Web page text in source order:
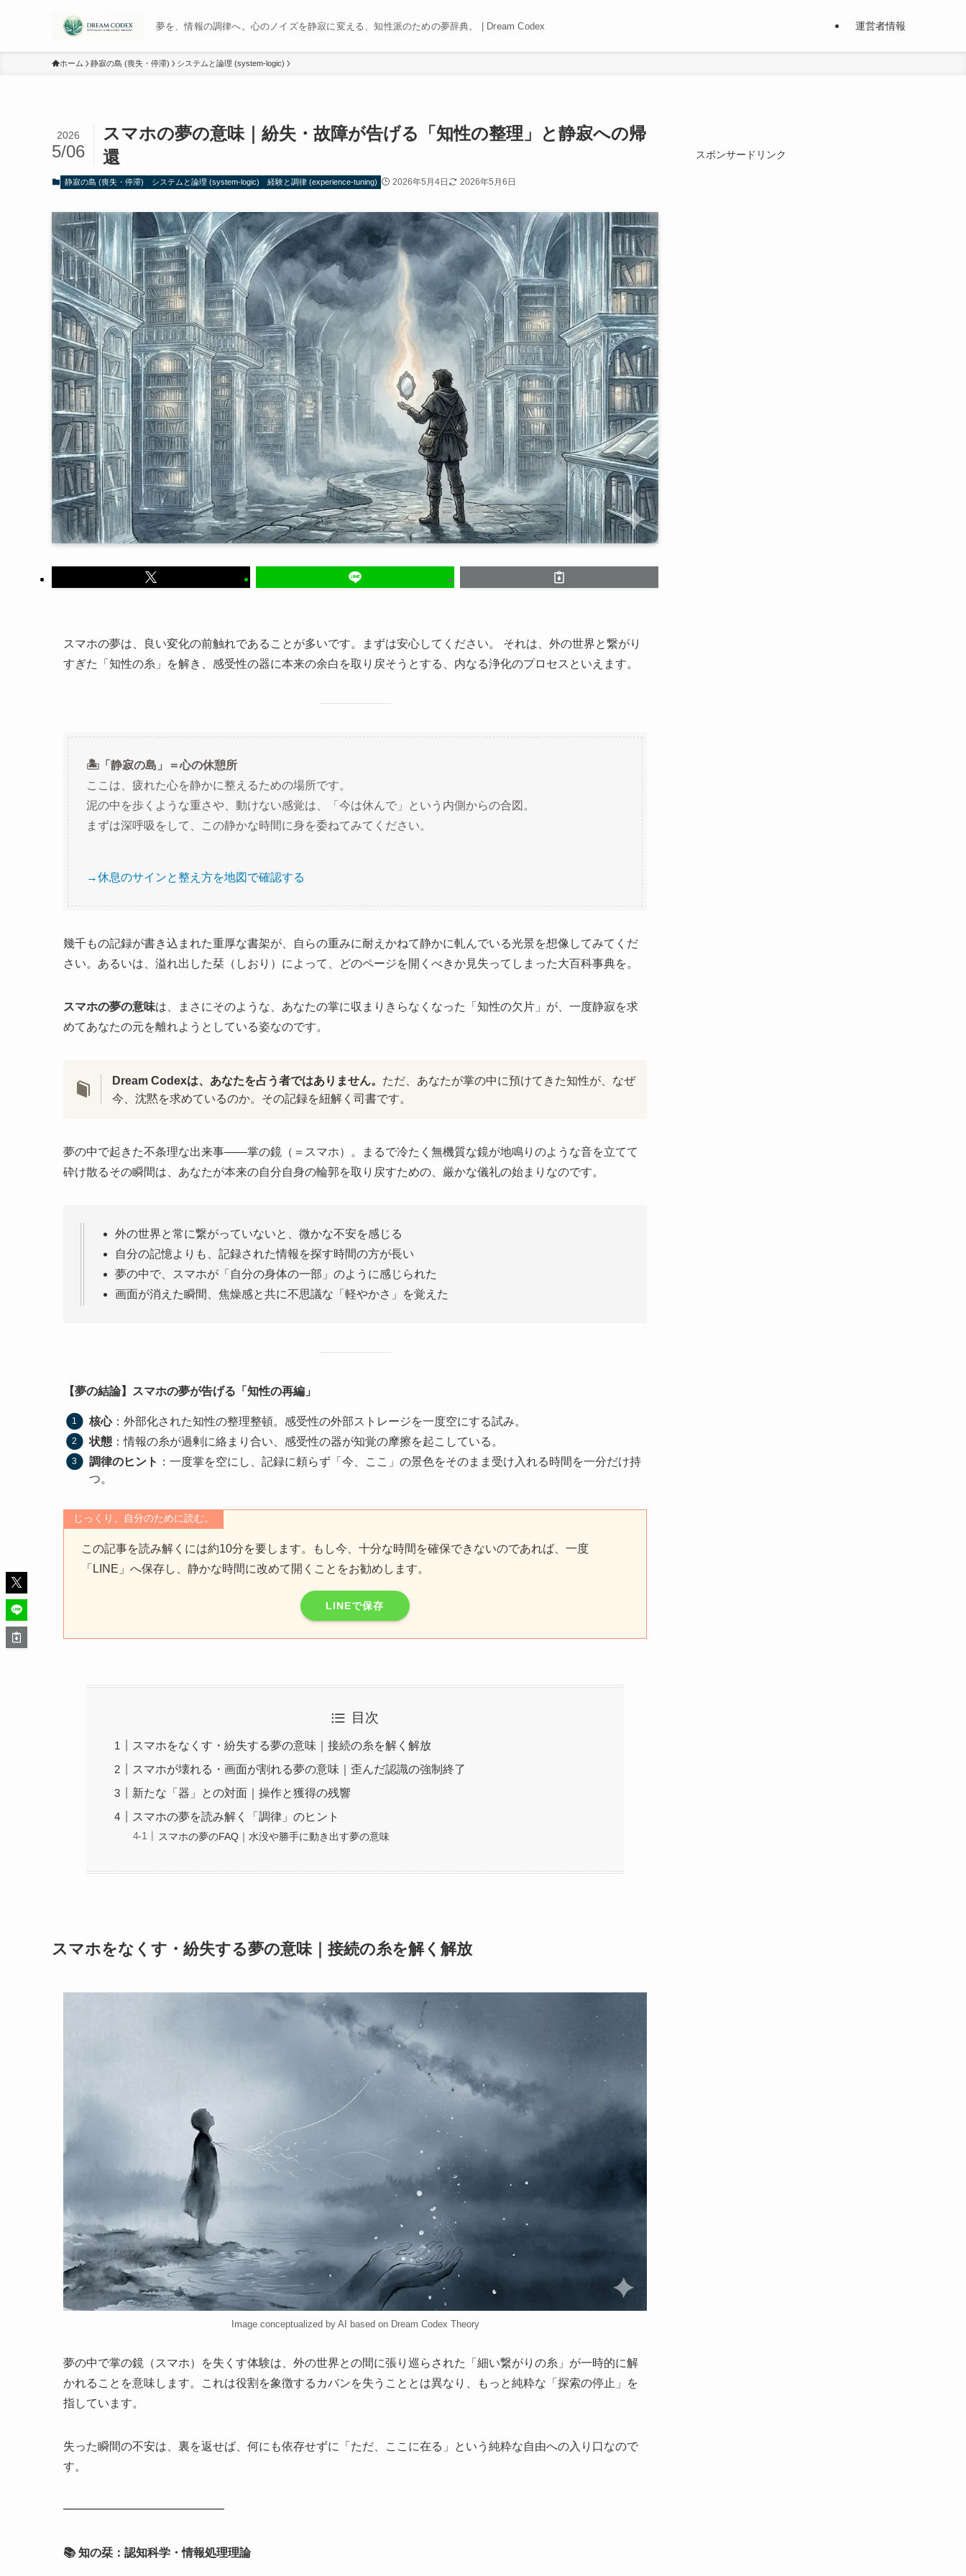
夢を、情報の調律へ。心のノイズを静寂に変える、知性派のための夢辞典。 | Dream Codex 運営者情報
ホーム 静寂の島 (喪失・停滞) システムと論理 (system-logic)
スマホの夢の意味｜紛失・故障が告げる「知性の整理」と静寂への帰
還
2026
5/06
静寂の島 (喪失・停滞) システムと論理 (system-logic) 経験と調律 (experience-tuning) 2026年5月4日 2026年5月6日
スマホの夢は、良い変化の前触れであることが多いです。まずは安心してください。 それは、外の世界と繋がり
すぎた「知性の糸」を解き、感受性の器に本来の余白を取り戻そうとする、内なる浄化のプロセスといえます。
🏝️「静寂の島」＝心の休憩所
ここは、疲れた心を静かに整えるための場所です。
泥の中を歩くような重さや、動けない感覚は、「今は休んで」という内側からの合図。
まずは深呼吸をして、この静かな時間に身を委ねてみてください。
→休息のサインと整え方を地図で確認する
幾千もの記録が書き込まれた重厚な書架が、自らの重みに耐えかねて静かに軋んでいる光景を想像してみてくだ
さい。あるいは、溢れ出した栞（しおり）によって、どのページを開くべきか見失ってしまった大百科事典を。
スマホの夢の意味は、まさにそのような、あなたの掌に収まりきらなくなった「知性の欠片」が、一度静寂を求
めてあなたの元を離れようとしている姿なのです。
Dream Codexは、あなたを占う者ではありません。 ただ、あなたが掌の中に預けてきた知性が、なぜ
今、沈黙を求めているのか。その記録を紐解く司書です。
夢の中で起きた不条理な出来事——掌の鏡（＝スマホ）。まるで冷たく無機質な鏡が地鳴りのような音を立てて
砕け散るその瞬間は、あなたが本来の自分自身の輪郭を取り戻すための、厳かな儀礼の始まりなのです。
外の世界と常に繋がっていないと、微かな不安を感じる
自分の記憶よりも、記録された情報を探す時間の方が長い
夢の中で、スマホが「自分の身体の一部」のように感じられた
画面が消えた瞬間、焦燥感と共に不思議な「軽やかさ」を覚えた
【夢の結論】スマホの夢が告げる「知性の再編」
核心：外部化された知性の整理整頓。感受性の外部ストレージを一度空にする試み。
状態 ：情報の糸が過剰に絡まり合い、感受性の器が知覚の摩擦を起こしている。
調律のヒント ：一度掌を空にし、記録に頼らず「今、ここ」の景色をそのまま受け入れる時間を一分だけ持
つ。
じっくり、自分のために読む。
この記事を読み解くには約10分を要します。もし今、十分な時間を確保できないのであれば、一度
「LINE」へ保存し、静かな時間に改めて開くことをお勧めします。
LINEで保存
目次
スマホをなくす・紛失する夢の意味｜接続の糸を解く解放
スマホが壊れる・画面が割れる夢の意味｜歪んだ認識の強制終了
新たな「器」との対面｜操作と獲得の残響
スマホの夢を読み解く「調律」のヒント
スマホの夢のFAQ｜水没や勝手に動き出す夢の意味
スマホをなくす・紛失する夢の意味｜接続の糸を解く解放
Image conceptualized by AI based on Dream Codex Theory
夢の中で掌の鏡（スマホ）を失くす体験は、外の世界との間に張り巡らされた「細い繋がりの糸」が一時的に解
かれることを意味します。これは役割を象徴するカバンを失うこととは異なり、もっと純粋な「探索の停止」を
指しています。
失った瞬間の不安は、裏を返せば、何にも依存せずに「ただ、ここに在る」という純粋な自由への入り口なので
す。
━━━━━━━━━━━━━━
📚 知の栞：認知科学・情報処理理論
スポンサードリンク